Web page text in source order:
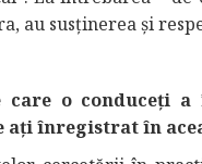
au susținerea și
o conduceți a
ați înregistrat în